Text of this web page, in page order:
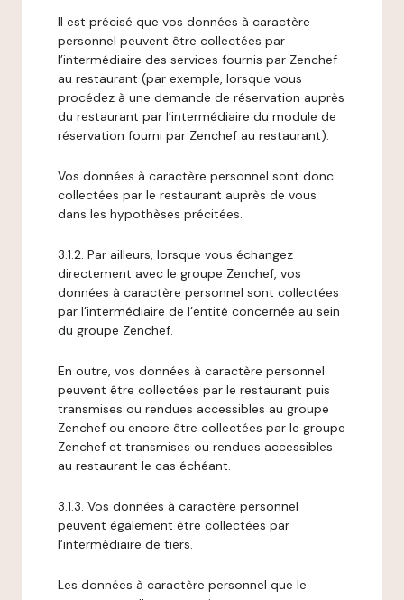
Il est précisé que vos données à caractère
personnel peuvent être collectées par
l’intermédiaire des services fournis par Zenchef
au restaurant (par exemple, lorsque vous
procédez à une demande de réservation auprès
du restaurant par l’intermédiaire du module de
réservation fourni par Zenchef au restaurant).
Vos données à caractère personnel sont donc
collectées par le restaurant auprès de vous
dans les hypothèses précitées.
3.1.2. Par ailleurs, lorsque vous échangez
directement avec le groupe Zenchef, vos
données à caractère personnel sont collectées
par l’intermédiaire de l’entité concernée au sein
du groupe Zenchef.
En outre, vos données à caractère personnel
peuvent être collectées par le restaurant puis
transmises ou rendues accessibles au groupe
Zenchef ou encore être collectées par le groupe
Zenchef et transmises ou rendues accessibles
au restaurant le cas échéant.
3.1.3. Vos données à caractère personnel
peuvent également être collectées par
l’intermédiaire de tiers.
Les données à caractère personnel que le